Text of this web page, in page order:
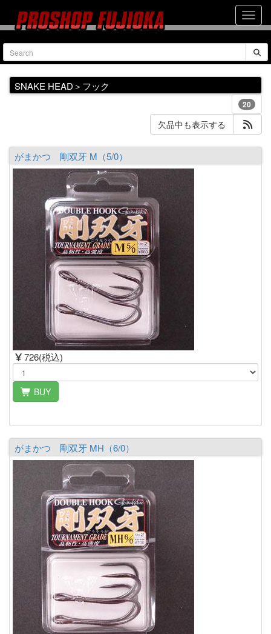
SNAKE HEAD＞フック
20
欠品中も表示する
がまかつ 剛双牙 M（5/0）
726(税込)
BUY
がまかつ 剛双牙 MH（6/0）